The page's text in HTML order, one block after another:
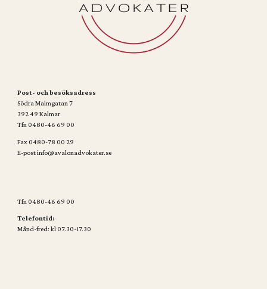
Post- och besöksadress
Södra Malmgatan 7
392 49 Kalmar
Tfn 0480-46 69 00
Fax 0480-78 00 29
E-post info@avalonadvokater.se
Tfn 0480-46 69 00
Telefontid:
Månd-fred: kl 07.30-17.30